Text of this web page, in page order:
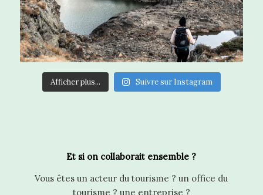
Afficher plus... Suivre sur Instagram
Et si on collaborait ensemble ?
Vous êtes un acteur du tourisme ? un office du
tourisme ? une entreprise ?